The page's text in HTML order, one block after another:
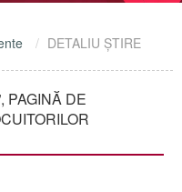
DETALIU ŞTIRE
PAGINĂ DE